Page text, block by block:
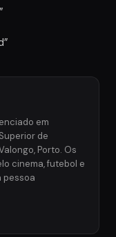
em
de
Porto. Os
cinema, futebol e
pessoa